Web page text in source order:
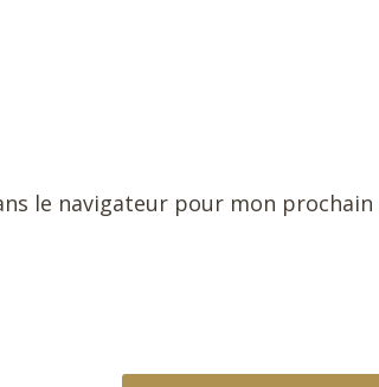
le navigateur pour mon prochain